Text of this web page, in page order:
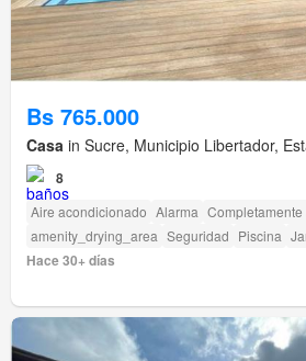
Bs 765.000
Casa in Sucre, Municipio Libertador,
8
Aire acondicionado Alarma
amenity_drying_area Seguridad Piscina
Hace 30+ días